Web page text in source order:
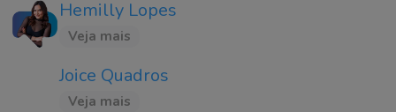
Hemilly Lopes
Veja mais
Joice Quadros
Veja mais